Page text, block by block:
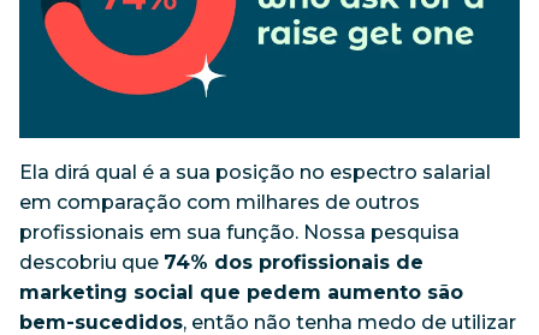
Ela dirá qual é a sua posição no espectro salarial
em comparação com milhares de outros
profissionais em sua função. Nossa pesquisa
descobriu que 74% dos profissionais de
marketing social que pedem aumento são
bem-sucedidos, então não tenha medo de utilizar